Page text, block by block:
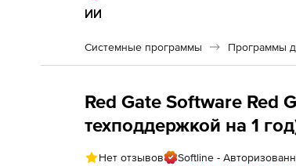
ИИ
Системные программы Программы
Red Gate Software Red
техподдержкой на 1
Нет отзывов
Softline -